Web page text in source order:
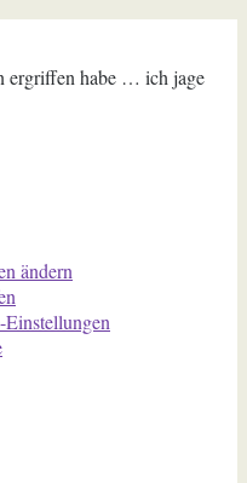
ergriffen habe … ich jage
ändern